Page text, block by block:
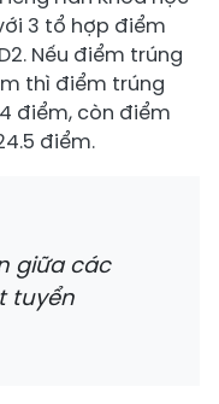
3 tổ hợp điểm
Nếu điểm trúng
thì điểm trúng
điểm, còn điểm
điểm.
giữa các
tuyển